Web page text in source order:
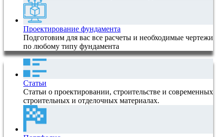
Проектирование фундамента
Подготовим для вас все расчеты и необходимые чертежи
по любому типу фундамента
Статьи
Статьи о проектировании, строительстве и современных
строительных и отделочных материалах.